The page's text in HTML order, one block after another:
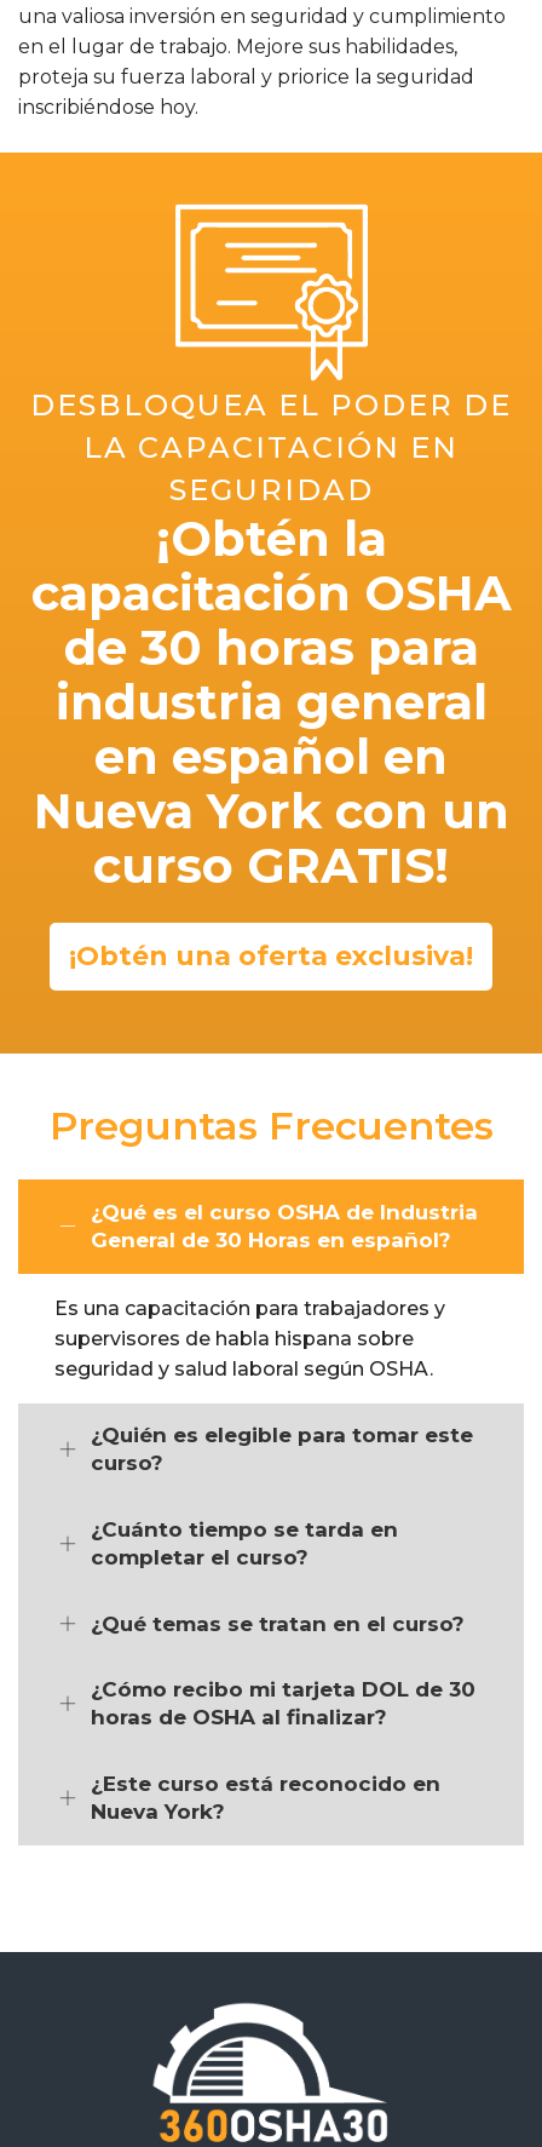
una valiosa inversión en seguridad y cumplimiento
en el lugar de trabajo. Mejore sus habilidades,
proteja su fuerza laboral y priorice la seguridad
inscribiéndose hoy.
DESBLOQUEA EL PODER DE
LA CAPACITACIÓN EN
SEGURIDAD
¡Obtén la
capacitación OSHA
de 30 horas para
industria general
en español en
Nueva York con un
curso GRATIS!
¡Obtén una oferta exclusiva!
Preguntas Frecuentes
¿Qué es el curso OSHA de Industria
General de 30 Horas en español?
Es una capacitación para trabajadores y
supervisores de habla hispana sobre
seguridad y salud laboral según OSHA.
¿Quién es elegible para tomar este
curso?
¿Cuánto tiempo se tarda en
completar el curso?
¿Qué temas se tratan en el curso?
¿Cómo recibo mi tarjeta DOL de 30
horas de OSHA al finalizar?
¿Este curso está reconocido en
Nueva York?